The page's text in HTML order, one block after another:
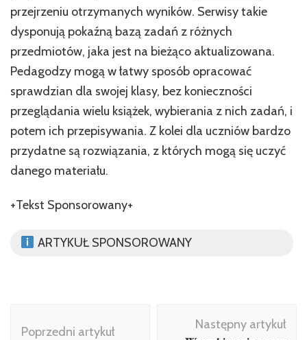
przejrzeniu otrzymanych wyników. Serwisy takie
dysponują pokaźną bazą zadań z różnych
przedmiotów, jaka jest na bieżąco aktualizowana.
Pedagodzy mogą w łatwy sposób opracować
sprawdzian dla swojej klasy, bez konieczności
przeglądania wielu książek, wybierania z nich zadań, i
potem ich przepisywania. Z kolei dla uczniów bardzo
przydatne są rozwiązania, z których mogą się uczyć
danego materiału.
+Tekst Sponsorowany+
ARTYKUŁ SPONSOROWANY
wpisu
Poprzedni artykuł
Następny artykuł